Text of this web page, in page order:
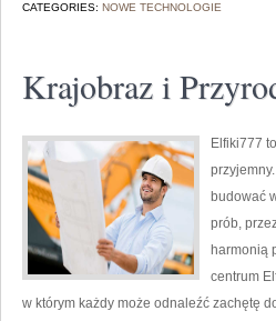
CATEGORIES: NOWE TECHNOLOGIE
Krajobraz i
Elfiki777
budować
prób,
harmonią
centrum
w którym każdy może odnaleźć zachętę